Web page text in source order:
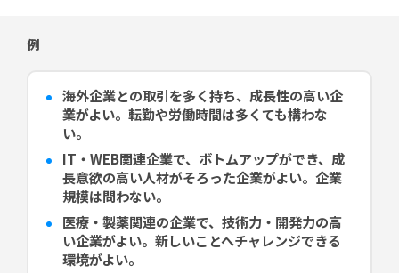
例
海外企業との取引を多く持ち、成長性の高い企
業がよい。転勤や労働時間は多くても構わな
い。
IT・WEB関連企業で、ボトムアップができ、成
長意欲の高い人材がそろった企業がよい。企業
規模は問わない。
医療・製薬関連の企業で、技術力・開発力の高
い企業がよい。新しいことへチャレンジできる
環境がよい。